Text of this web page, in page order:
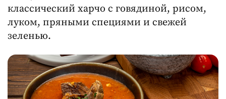
классический харчо с говядиной, рисом,
луком, пряными специями и свежей
зеленью.